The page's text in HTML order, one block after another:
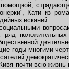
Кати из
исканий.
ряд
годы многими
почти всю жизнь